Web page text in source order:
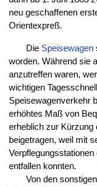
neu geschaffenen
Orientexpreß.
Die Speisewagen
worden. Während sie
anzutreffen waren,
wichtigen
Speisewagenverkehr
erhöhtes Maß von
erheblich zur Kürzung
beigetragen, weil mit
entfallen konnten.
Von den